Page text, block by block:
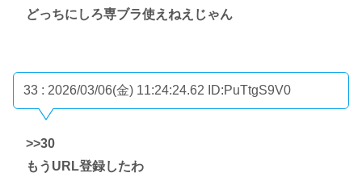
どっちにしろ専ブラ使えねえじゃん
33 : 2026/03/06(金) 11:24:24.62 ID:PuTtgS9V0
>>30
もうURL登録したわ